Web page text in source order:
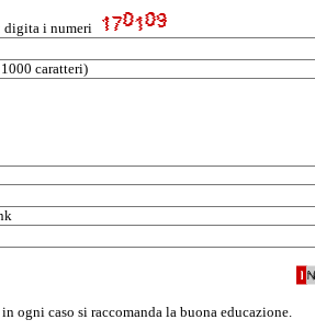
digita i numeri
caratteri)
ogni caso si raccomanda la buona educazione.